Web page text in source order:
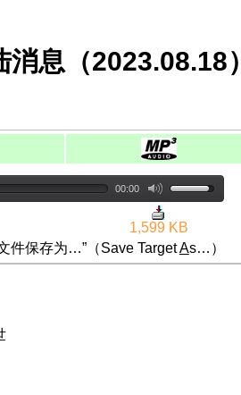
消息（2023.08.18）
00:00
1,599 KB
件保存为…”（Save TargetAs…）